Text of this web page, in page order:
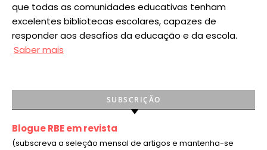
que todas as comunidades educativas tenham
excelentes bibliotecas escolares, capazes de
responder aos desafios da educação e da escola.
Saber mais
SUBSCRIÇÃO
Blogue RBE em revista
(subscreva a seleção mensal de artigos e mantenha-se